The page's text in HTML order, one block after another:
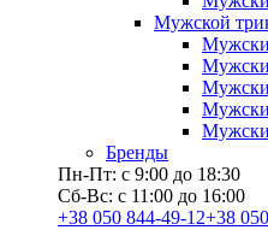
Мужской
Бренды
Пн-Пт: с 9:00 до 18:30
Сб-Вс: с 11:00 до 16:00
+38 050 844-49-12+38